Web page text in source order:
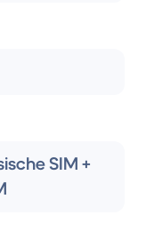
SIM +